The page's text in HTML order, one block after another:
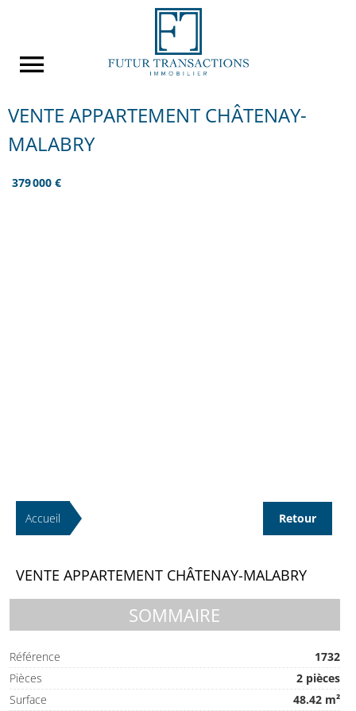
VENTE APPARTEMENT CHÂTENAY-
MALABRY
379 000 €
Accueil Retour
VENTE APPARTEMENT CHÂTENAY-MALABRY
SOMMAIRE
Référence
1732
Pièces
2 pièces
Surface
48.42 m²